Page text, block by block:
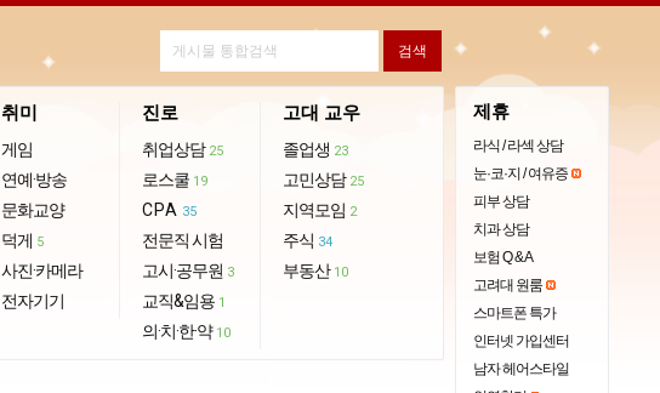
취미
게임
연예·방송
문화교양
덕게 5
사진·카메라
전자기기
진로
취업상담 25
로스쿨 19
CPA 35
전문직 시험
고시·공무원 3
교직&임용 1
의·치·한·약 10
고대 교우
졸업생 23
고민상담 25
지역모임 2
주식 34
부동산 10
제휴
라식 / 라섹 상담
눈·코·지 / 여유증
피부 상담
치과 상담
보험 Q & A
고려대 원룸
스마트폰 특가
인터넷 가입센터
남자 헤어스타일